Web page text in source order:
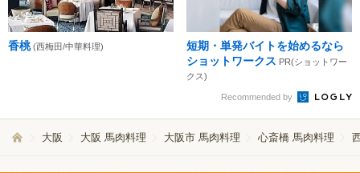
香桃 (西梅田/中華料理)
短期・単発バイトを始めるなら
ショットワークス PR(ショットワー
クス)
Recommended by
大阪 大阪 馬肉料理 大阪市 馬肉料理 心斎橋 馬肉料理